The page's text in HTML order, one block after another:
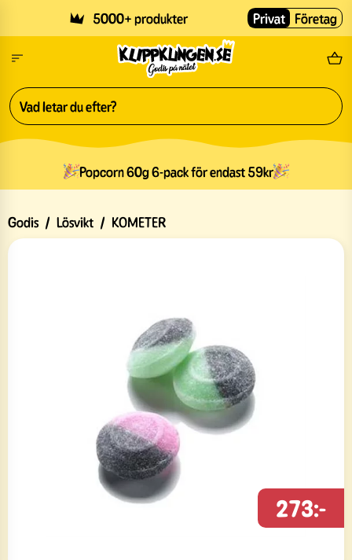
5000+ produkter Fri
Privat Företag
Popcorn 60g 6-pack för endast 59kr
Godis / Lösvikt / KOMETER
273:-